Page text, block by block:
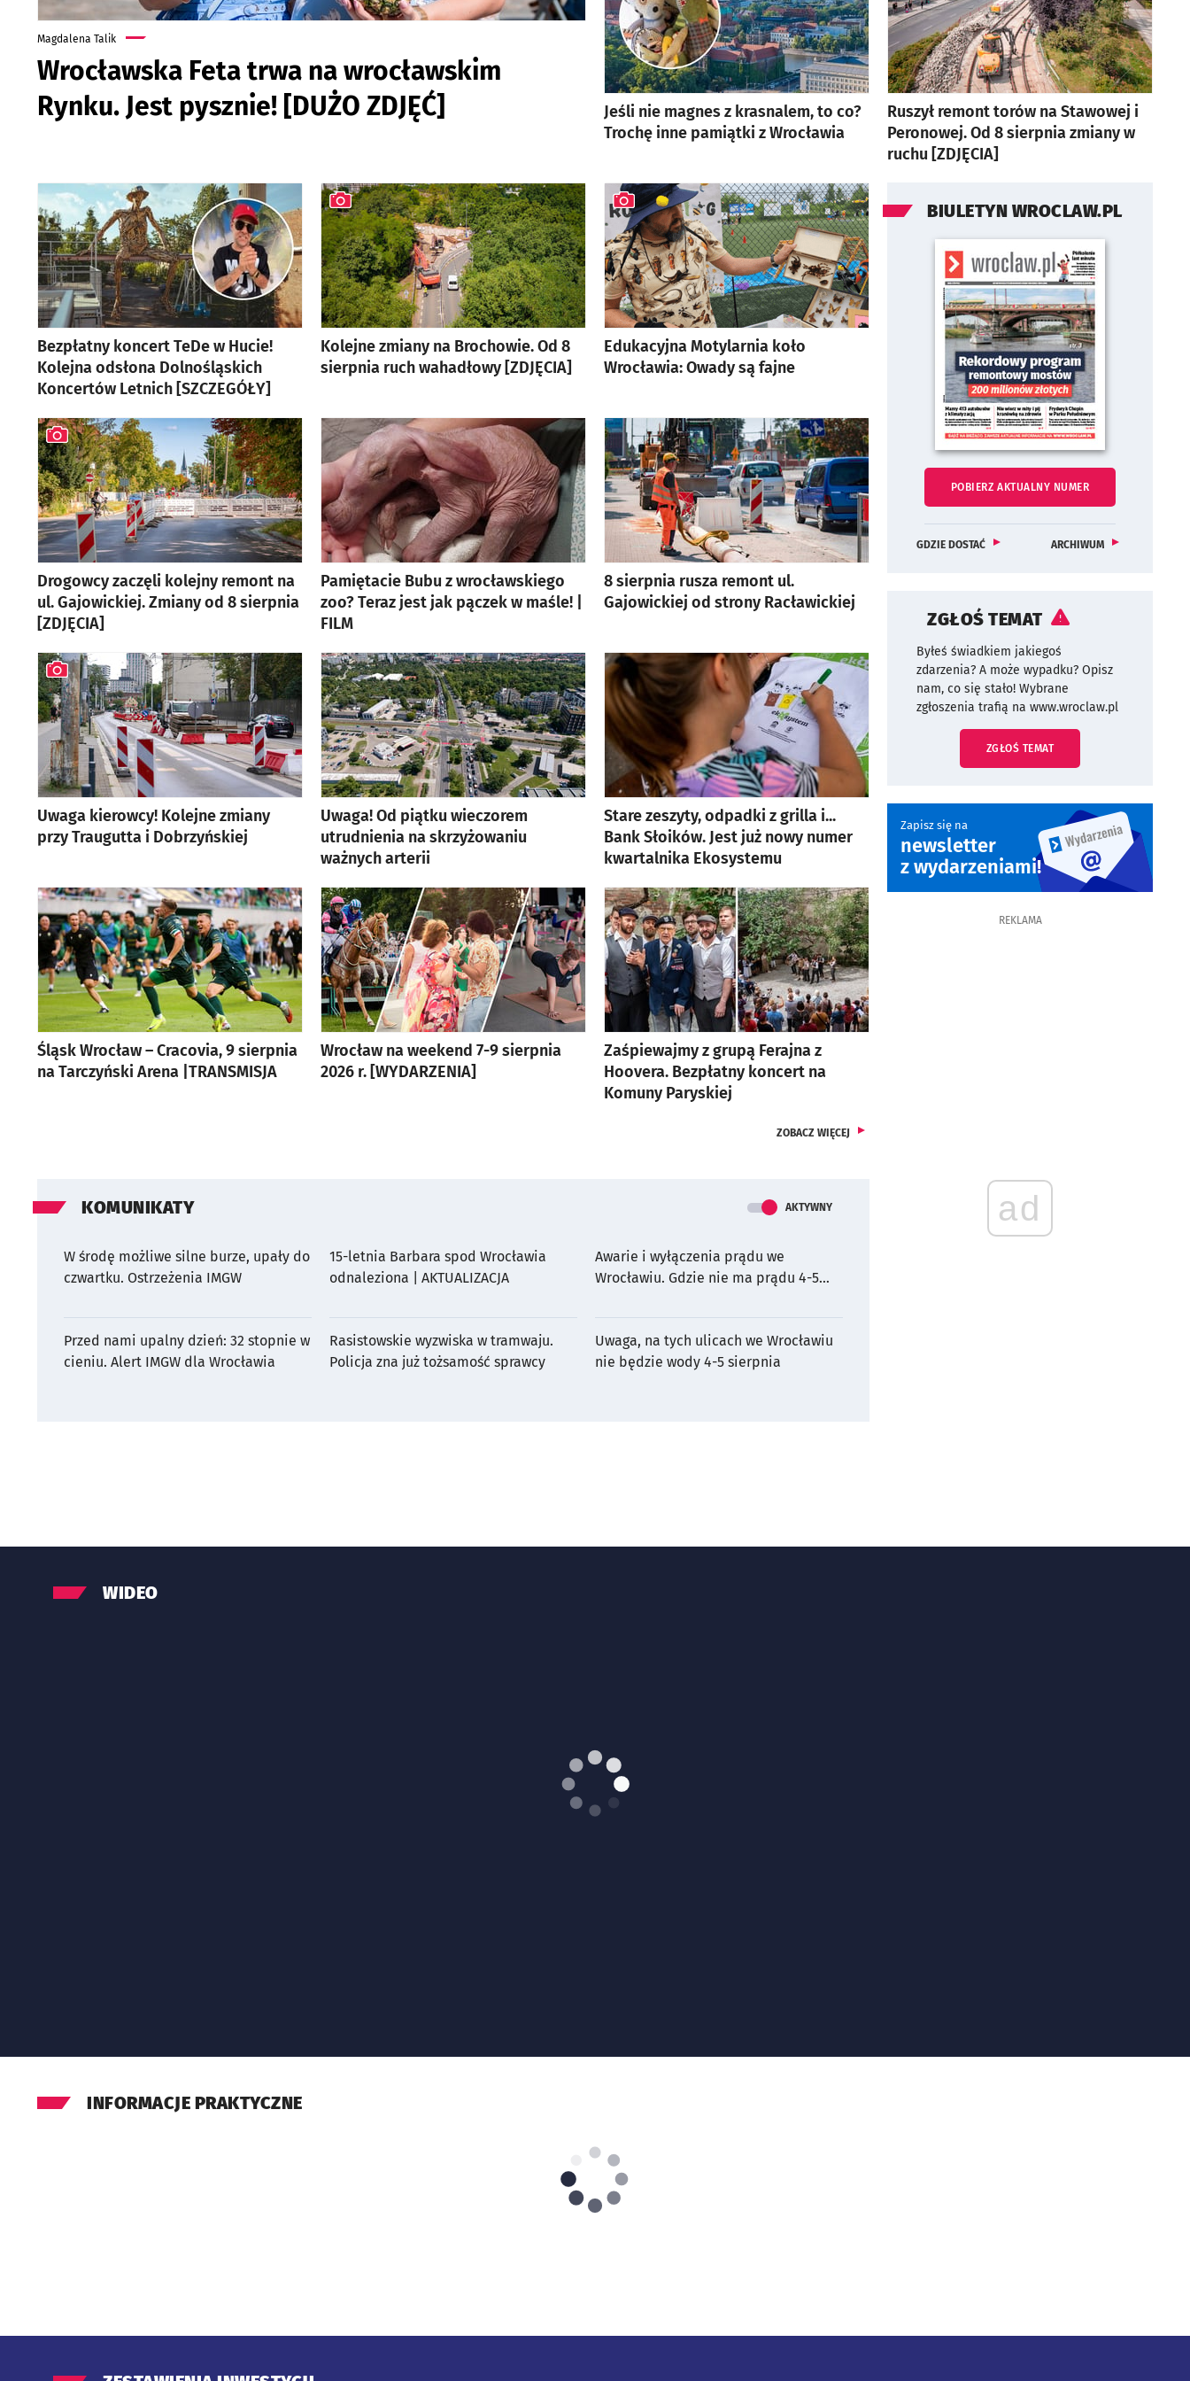
Magdalena Talik
Wrocławska Feta trwa na wrocławskim
Rynku. Jest pysznie! [DUŻO ZDJĘĆ]
Jeśli nie magnes z krasnalem, to co?
Trochę inne pamiątki z Wrocławia
Ruszył remont torów na Stawowej i
Peronowej. Od 8 sierpnia zmiany w
ruchu [ZDJĘCIA]
Bezpłatny koncert TeDe w Hucie!
Kolejna odsłona Dolnośląskich
Koncertów Letnich [SZCZEGÓŁY]
Kolejne zmiany na Brochowie. Od 8
sierpnia ruch wahadłowy [ZDJĘCIA]
Edukacyjna Motylarnia koło
Wrocławia: Owady są fajne
Drogowcy zaczęli kolejny remont na
ul. Gajowickiej. Zmiany od 8 sierpnia
[ZDJĘCIA]
Pamiętacie Bubu z wrocławskiego
zoo? Teraz jest jak pączek w maśle! |
FILM
8 sierpnia rusza remont ul.
Gajowickiej od strony Racławickiej
Uwaga kierowcy! Kolejne zmiany
przy Traugutta i Dobrzyńskiej
Uwaga! Od piątku wieczorem
utrudnienia na skrzyżowaniu
ważnych arterii
Stare zeszyty, odpadki z grilla i...
Bank Słoików. Jest już nowy numer
kwartalnika Ekosystemu
Śląsk Wrocław – Cracovia, 9 sierpnia
na Tarczyński Arena |TRANSMISJA
Wrocław na weekend 7-9 sierpnia
2026 r. [WYDARZENIA]
Zaśpiewajmy z grupą Ferajna z
Hoovera. Bezpłatny koncert na
Komuny Paryskiej
ZOBACZ WIĘCEJ ARTYKUŁÓW
KOMUNIKATY AKTYWNY
W środę możliwe silne burze, upały do
czwartku. Ostrzeżenia IMGW
15-letnia Barbara spod Wrocławia
odnaleziona | AKTUALIZACJA
Awarie i wyłączenia prądu we
Wrocławiu. Gdzie nie ma prądu 4-5
Przed nami upalny dzień: 32 stopnie w
cieniu. Alert IMGW dla Wrocławia
Rasistowskie wyzwiska w tramwaju.
Policja zna już tożsamość sprawcy
Uwaga, na tych ulicach we Wrocławiu
nie będzie wody 4-5 sierpnia
BIULETYN WROCLAW.PL
Pobierz aktualny numer biuletynu
POBIERZ AKTUALNY NUMERBIULETYNU
GDZIE DOSTAĆNAJNOWSZY EGZEPLARZ BIULETYNU
OTWORZY SIĘ W NOWEJ KARCIE
ARCHIWUMNUMERÓW
OTWORZY SIĘ W
ZGŁOŚ TEMAT
Byłeś świadkiem jakiegoś
zdarzenia? A może wypadku? Opisz
nam, co się stało! Wybrane
zgłoszenia trafią na www.wroclaw.pl
ZGŁOŚ TEMAT
Zapisz się na
newsletter
z wydarzeniami!
otworzy się w nowej karcie
REKLAMA
ad
WIDEO
INFORMACJE PRAKTYCZNE